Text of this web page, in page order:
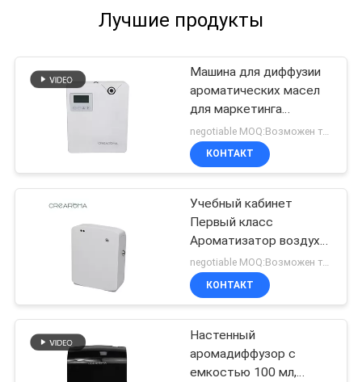
sessions. Highly r
Лучшие продукты
Машина для диффузии
ароматических масел
для маркетинга
ароматических масел
Белый 300 мл
очиститель воздуха Wifi
КОНТАКТ
Учебный кабинет
Первый класс
Ароматизатор воздуха,
электрический
ароматизатор 35dba
Шум
negotiable MOQ:Возможен торг
КОНТАКТ
Настенный
аромадиффузор с
емкостью 100 мл,